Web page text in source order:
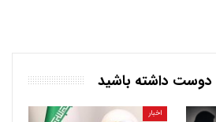
داشته باشید
اخبار